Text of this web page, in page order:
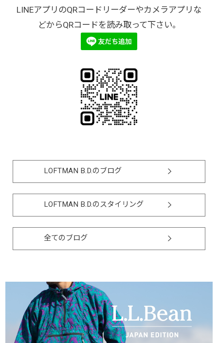
LINEアプリのQRコードリーダーやカメラアプリな
どからQRコードを読み取って下さい。
LOFTMAN B.D.のブログ
LOFTMAN B.D.のスタイリング
全てのブログ